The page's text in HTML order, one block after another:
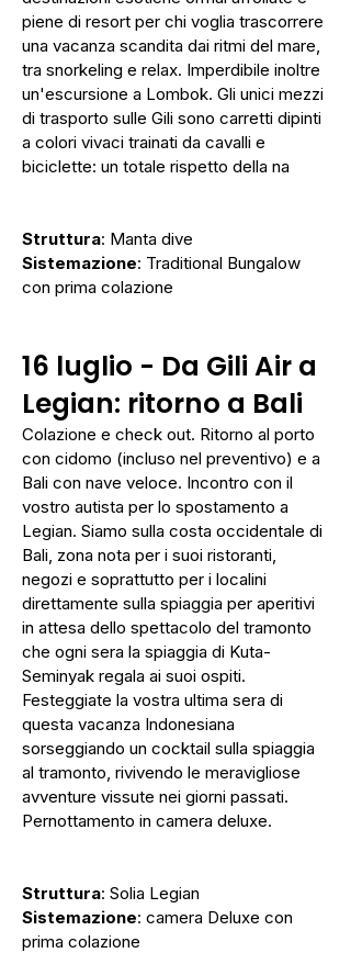
piene di resort per chi voglia trascorrere
una vacanza scandita dai ritmi del mare,
tra snorkeling e relax. Imperdibile inoltre
un'escursione a Lombok. Gli unici mezzi
di trasporto sulle Gili sono carretti dipinti
a colori vivaci trainati da cavalli e
biciclette: un totale rispetto della na
Struttura: Manta dive
Sistemazione: Traditional Bungalow
con prima colazione
16 luglio - Da Gili Air a
Legian: ritorno a Bali
Colazione e check out. Ritorno al porto
con cidomo (incluso nel preventivo) e a
Bali con nave veloce. Incontro con il
vostro autista per lo spostamento a
Legian. Siamo sulla costa occidentale di
Bali, zona nota per i suoi ristoranti,
negozi e soprattutto per i localini
direttamente sulla spiaggia per aperitivi
in attesa dello spettacolo del tramonto
che ogni sera la spiaggia di Kuta-
Seminyak regala ai suoi ospiti.
Festeggiate la vostra ultima sera di
questa vacanza Indonesiana
sorseggiando un cocktail sulla spiaggia
al tramonto, rivivendo le meravigliose
avventure vissute nei giorni passati.
Pernottamento in camera deluxe.
Struttura: Solia Legian
Sistemazione: camera Deluxe con
prima colazione